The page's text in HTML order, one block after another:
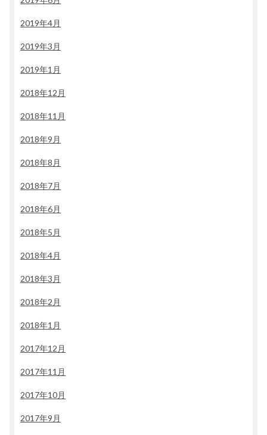
2019年4月
2019年3月
2019年1月
2018年12月
2018年11月
2018年9月
2018年8月
2018年7月
2018年6月
2018年5月
2018年4月
2018年3月
2018年2月
2018年1月
2017年12月
2017年11月
2017年10月
2017年9月